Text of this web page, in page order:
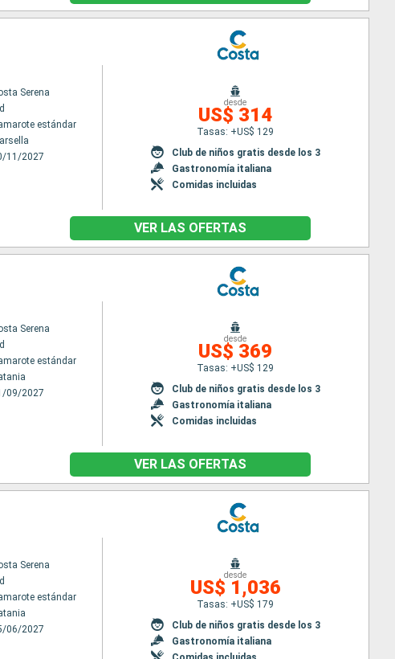
Serena
estándar
11/2027
desde
US$ 314
Tasas: +US$ 129
Club de niños gratis desde los 3
Gastronomía italiana
Comidas incluidas
VER LAS OFERTAS
Serena
estándar
09/2027
desde
US$ 369
Tasas: +US$ 129
Club de niños gratis desde los 3
Gastronomía italiana
Comidas incluidas
VER LAS OFERTAS
Serena
estándar
06/2027
desde
US$ 1,036
Tasas: +US$ 179
Club de niños gratis desde los 3
Gastronomía italiana